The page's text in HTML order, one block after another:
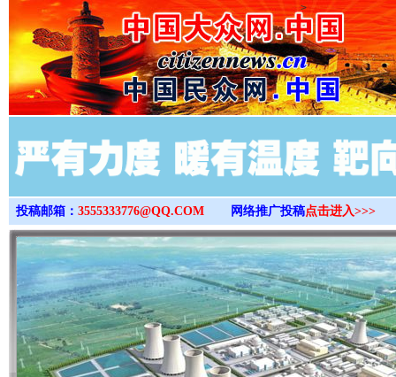
>
投稿邮箱： 3555333776@QQ.COM 网络推广投稿点击进入>>>